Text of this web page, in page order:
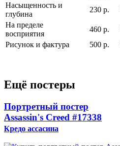
Насыщенность и
глубина
230 р.
На пределе
восприятия
460 р.
Рисунок и фактура
500 р.
Ещё постеры
Портретный постер
Assassin's Creed #17338
Кредо ассасина